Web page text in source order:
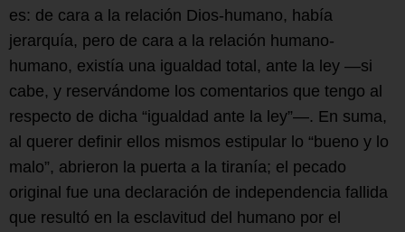
es: de cara a la relación Dios-humano, había
jerarquía, pero de cara a la relación humano-
humano, existía una igualdad total, ante la ley —si
cabe, y reservándome los comentarios que tengo al
respecto de dicha “igualdad ante la ley”—. En suma,
al querer definir ellos mismos estipular lo “bueno y lo
malo”, abrieron la puerta a la tiranía; el pecado
original fue una declaración de independencia fallida
que resultó en la esclavitud del humano por el